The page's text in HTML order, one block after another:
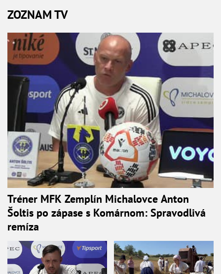
ZOZNAM TV
Tréner MFK Zemplín Michalovce Anton
Šoltis po zápase s Komárnom: Spravodlivá
remíza